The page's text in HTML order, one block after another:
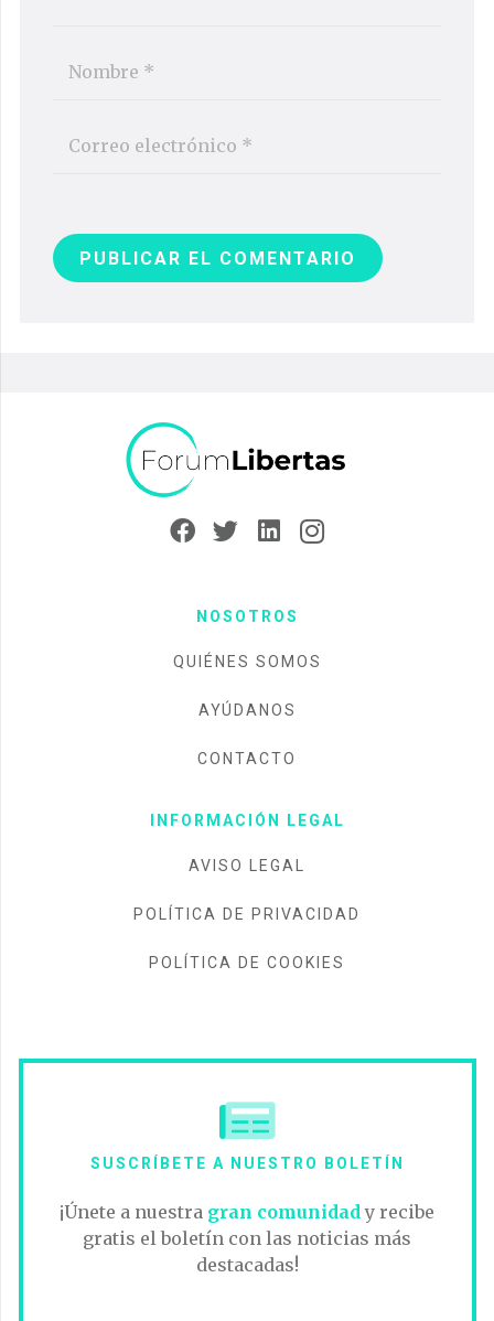
PUBLICAR EL COMENTARIO
NOSOTROS
QUIÉNES SOMOS
AYÚDANOS
CONTACTO
INFORMACIÓN LEGAL
AVISO LEGAL
POLÍTICA DE PRIVACIDAD
POLÍTICA DE COOKIES
SUSCRÍBETE A NUESTRO BOLETÍN
¡Únete a nuestra gran comunidad y recibe
gratis el boletín con las noticias más
destacadas!